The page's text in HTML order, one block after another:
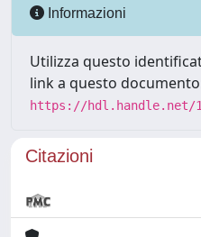
Informazioni
Utilizza questo
link a questo
https://hdl.handle.net/
Citazioni